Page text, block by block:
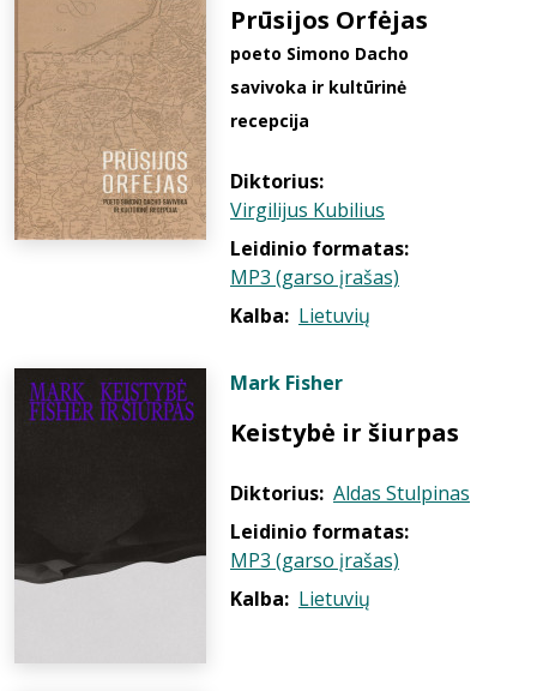
Prūsijos Orfėjas
poeto Simono Dacho
savivoka ir kultūrinė
recepcija
Diktorius:
Virgilijus Kubilius
Leidinio formatas:
MP3 (garso įrašas)
Kalba: Lietuvių
Mark Fisher
Keistybė ir šiurpas
Diktorius: Aldas Stulpinas
Leidinio formatas:
MP3 (garso įrašas)
Kalba: Lietuvių